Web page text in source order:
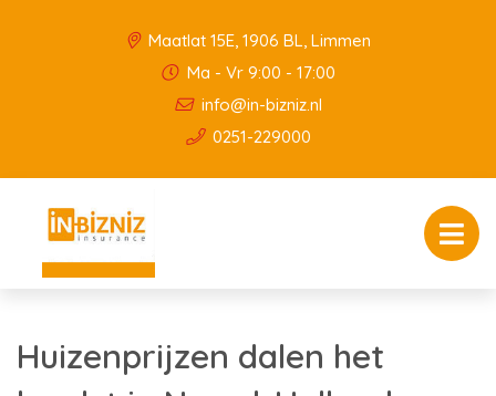
Maatlat 15E, 1906 BL, Limmen
Ma - Vr 9:00 - 17:00
info@in-bizniz.nl
0251-229000
Huizenprijzen dalen het